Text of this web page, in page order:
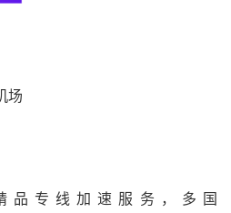
场
品专线加速服务，多国